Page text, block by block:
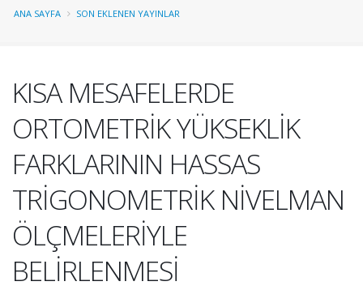
ANA SAYFA SON EKLENEN YAYINLAR
KISA MESAFELERDE
ORTOMETRİK YÜKSEKLİK
FARKLARININ HASSAS
TRİGONOMETRİK NİVELMAN
ÖLÇMELERİYLE
BELİRLENMESİ